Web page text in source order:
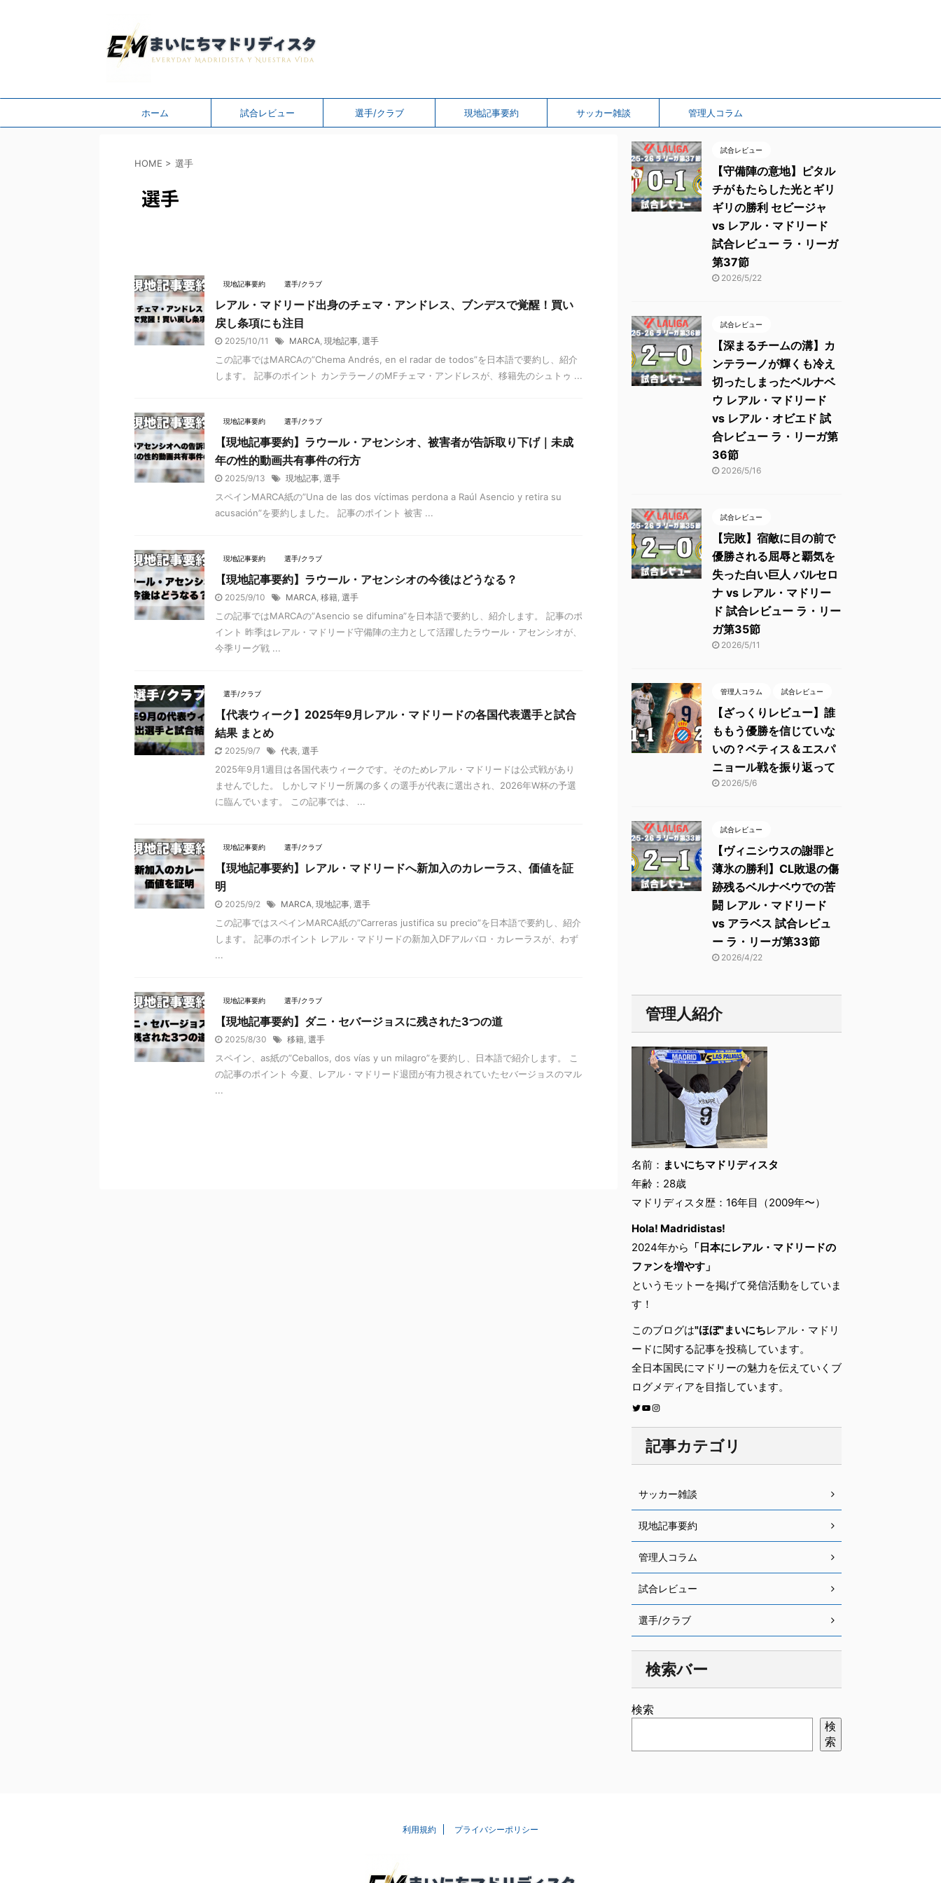
ホーム 試合レビュー 選手/クラブ 現地記事要約 サッカー雑談 管理人コラム
HOME > 選手
選手
現地記事要約 選手/クラブ
レアル・マドリード出身のチェマ・アンドレス、ブンデスで覚醒！買い
戻し条項にも注目
2025/10/11 MARCA, 現地記事, 選手
この記事ではMARCAの”Chema Andrés, en el radar de todos”を日本語で要約し、紹介
します。 記事のポイント カンテラーノのMFチェマ・アンドレスが、移籍先のシュトゥ ...
現地記事要約 選手/クラブ
【現地記事要約】ラウール・アセンシオ、被害者が告訴取り下げ｜未成
年の性的動画共有事件の行方
2025/9/13 現地記事, 選手
スペインMARCA紙の”Una de las dos víctimas perdona a Raúl Asencio y retira su
acusación”を要約しました。 記事のポイント 被害 ...
現地記事要約 選手/クラブ
【現地記事要約】ラウール・アセンシオの今後はどうなる？
2025/9/10 MARCA, 移籍, 選手
この記事ではMARCAの”Asencio se difumina”を日本語で要約し、紹介します。 記事のポ
イント 昨季はレアル・マドリード守備陣の主力として活躍したラウール・アセンシオが、
今季リーグ戦 ...
選手/クラブ
【代表ウィーク】2025年9月レアル・マドリードの各国代表選手と試合
結果 まとめ
2025/9/7 代表, 選手
2025年9月1週目は各国代表ウィークです。そのためレアル・マドリードは公式戦があり
ませんでした。 しかしマドリー所属の多くの選手が代表に選出され、2026年W杯の予選
に臨んでいます。 この記事では、 ...
現地記事要約 選手/クラブ
【現地記事要約】レアル・マドリードへ新加入のカレーラス、価値を証
明
2025/9/2 MARCA, 現地記事, 選手
この記事ではスペインMARCA紙の”Carreras justifica su precio”を日本語で要約し、紹介
します。 記事のポイント レアル・マドリードの新加入DFアルバロ・カレーラスが、わず
...
現地記事要約 選手/クラブ
【現地記事要約】ダニ・セバージョスに残された3つの道
2025/8/30 移籍, 選手
スペイン、as紙の”Ceballos, dos vías y un milagro”を要約し、日本語で紹介します。 こ
の記事のポイント 今夏、レアル・マドリード退団が有力視されていたセバージョスのマル
...
試合レビュー
【守備陣の意地】ピタル
チがもたらした光とギリ
ギリの勝利 セビージャ
vs レアル・マドリード
試合レビュー ラ・リーガ
第37節
2026/5/22
試合レビュー
【深まるチームの溝】カ
ンテラーノが輝くも冷え
切ったしまったベルナベ
ウ レアル・マドリード
vs レアル・オビエド 試
合レビュー ラ・リーガ第
36節
2026/5/16
試合レビュー
【完敗】宿敵に目の前で
優勝される屈辱と覇気を
失った白い巨人 バルセロ
ナ vs レアル・マドリー
ド 試合レビュー ラ・リー
ガ第35節
2026/5/11
管理人コラム 試合レビュー
【ざっくりレビュー】誰
ももう優勝を信じていな
いの？ベティス＆エスパ
ニョール戦を振り返って
2026/5/6
試合レビュー
【ヴィニシウスの謝罪と
薄氷の勝利】CL敗退の傷
跡残るベルナベウでの苦
闘 レアル・マドリード
vs アラベス 試合レビュ
ー ラ・リーガ第33節
2026/4/22
管理人紹介
名前： まいにちマドリディスタ
年齢：28歳
マドリディスタ歴：16年目（2009年〜）
Hola! Madridistas!
2024年から 「日本にレアル・マドリードの
ファンを増やす」
というモットーを掲げて発信活動をしていま
す！
このブログは"ほぼ"まいにちレアル・マドリ
ードに関する記事を投稿しています。
全日本国民にマドリーの魅力を伝えていくブ
ログメディアを目指しています。
記事カテゴリ
サッカー雑談
現地記事要約
管理人コラム
試合レビュー
選手/クラブ
検索バー
検索
検
索
利用規約 プライバシーポリシー